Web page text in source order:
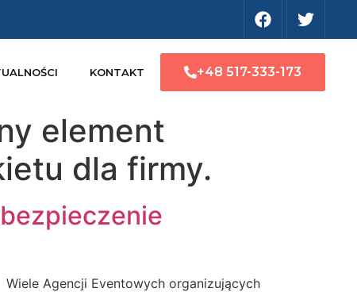
KONTAKT +48 517-333-173
element
dla firmy.
Agencji Eventowych organizujących